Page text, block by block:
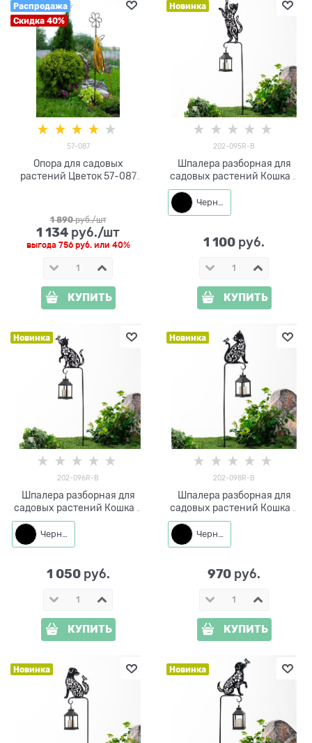
Распродажа
Скидка 40%
57-087
Опора для садовых
растений Цветок 57-087
1 890 руб./шт
1 134 руб./шт
выгода 756 руб.или 40%
КУПИТЬ
Новинка
202-095R-B
Шпалера разборная для
садовых растений Кошка с
бабочкой 202-095R h=138
Черный
1 100 руб.
КУПИТЬ
Новинка
202-096R-B
Шпалера разборная для
садовых растений Кошка с
бабочкой 202-096R h=123
Черный
1 050 руб.
КУПИТЬ
Новинка
202-098R-B
Шпалера разборная для
садовых растений Кошка с
бабочкой 202-098R h=118
Черный
970 руб.
КУПИТЬ
Новинка Новинка